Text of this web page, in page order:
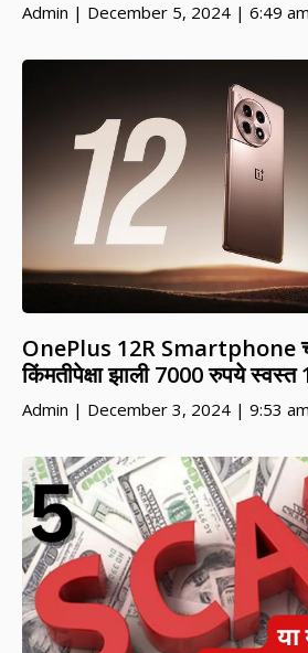
Admin December 5, 2024 6:49 am
OnePlus 12R Smartphone
किंमतीपेक्षा झाली 7000 रुपये
Admin December 3, 2024 9:53 am